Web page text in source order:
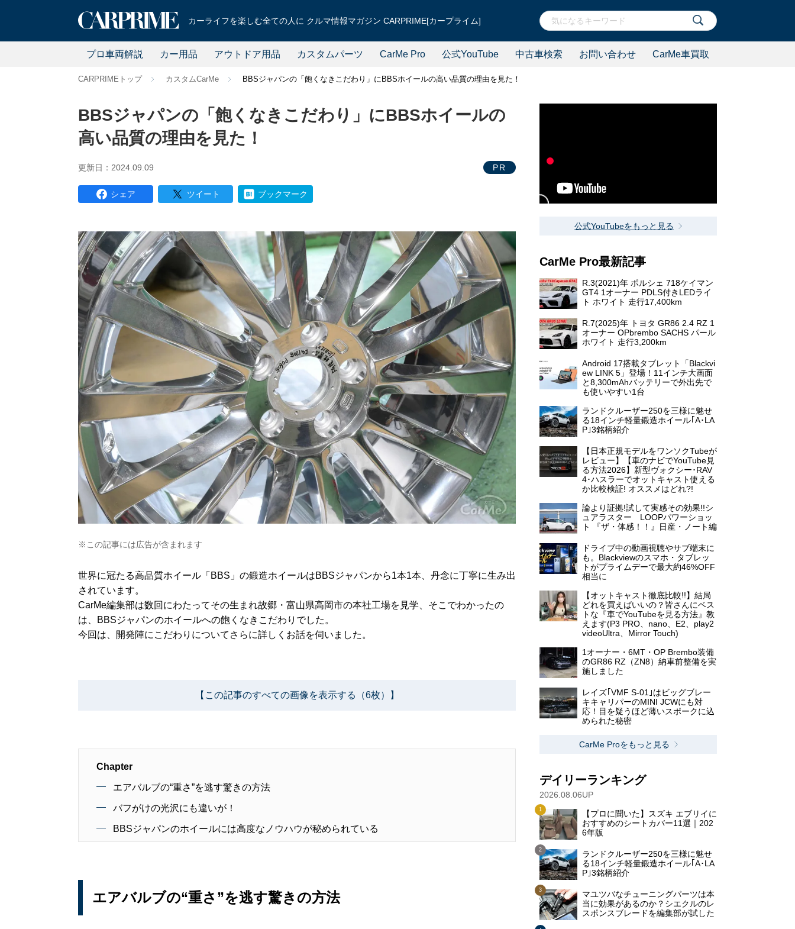
カーライフを楽しむ全ての人に クルマ情報マガジン CARPRIME[カープライム]
プロ車両解説 カー用品 アウトドア用品 カスタムパーツ CarMe Pro 公式YouTube 中古車検索 お問い合わせ CarMe車買取
CARPRIMEトップ カスタムCarMe BBSジャパンの「飽くなきこだわり」にBBSホイールの高い品質の理由を見た！
BBSジャパンの「飽くなきこだわり」にBBSホイールの
高い品質の理由を見た！
更新日：2024.09.09 PR
シェア ツイート ブックマーク
※この記事には広告が含まれます
世界に冠たる高品質ホイール「BBS」の鍛造ホイールはBBSジャパンから1本1本、丹念に丁寧に生み出
されています。
CarMe編集部は数回にわたってその生まれ故郷・富山県高岡市の本社工場を見学、そこでわかったの
は、BBSジャパンのホイールへの飽くなきこだわりでした。
今回は、開発陣にこだわりについてさらに詳しくお話を伺いました。
【この記事のすべての画像を表示する（6枚）】
Chapter
エアバルブの“重さ”を逃す驚きの方法
バフがけの光沢にも違いが！
BBSジャパンのホイールには高度なノウハウが秘められている
エアバルブの“重さ”を逃す驚きの方法
公式YouTubeをもっと見る
CarMe Pro最新記事
R.3(2021)年 ポルシェ 718ケイマン
GT4 1オーナー PDLS付きLEDライ
ト ホワイト 走行17,400km
R.7(2025)年 トヨタ GR86 2.4 RZ 1
オーナー OPbrembo SACHS パール
ホワイト 走行3,200km
Android 17搭載タブレット「Blackvi
ew LINK 5」登場！11インチ大画面
と8,300mAhバッテリーで外出先で
も使いやすい1台
ランドクルーザー250を三様に魅せ
る18インチ軽量鍛造ホイール｢A･LA
P｣3銘柄紹介
【日本正規モデルをワンソクTubeが
レビュー】【車のナビでYouTube見
る方法2026】新型ヴォクシー･RAV
4･ハスラーでオットキャスト使える
か比較検証! オススメはどれ?!
論より証拠!試して実感その効果!!シ
ュアラスター LOOPパワーショッ
ト 『ザ・体感！！』日産・ノート編
ドライブ中の動画視聴やサブ端末に
も。Blackviewのスマホ・タブレッ
トがプライムデーで最大約46%OFF
相当に
【オットキャスト徹底比較!!】結局
どれを買えばいいの？皆さんにベス
トな『車でYouTubeを見る方法』教
えます(P3 PRO、nano、E2、play2
videoUltra、Mirror Touch)
1オーナー・6MT・OP Brembo装備
のGR86 RZ（ZN8）納車前整備を実
施しました
レイズ｢VMF S-01｣はビッグブレー
キキャリパーのMINI JCWにも対
応！目を疑うほど薄いスポークに込
められた秘密
CarMe Proをもっと見る
デイリーランキング
2026.08.06UP
【プロに聞いた】スズキ エブリイに
おすすめのシートカバー11選｜202
6年版
ランドクルーザー250を三様に魅せ
る18インチ軽量鍛造ホイール｢A･LA
P｣3銘柄紹介
マユツバなチューニングパーツは本
当に効果があるのか？シエクルのレ
スポンスブレードを編集部が試した